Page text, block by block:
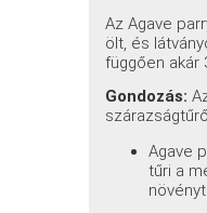
Az Agave
ölt, és
függően akár
Gondozás:
Agave
tűri a
növényt.